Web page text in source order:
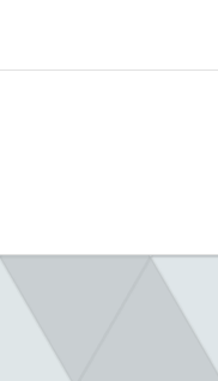
finances 2024